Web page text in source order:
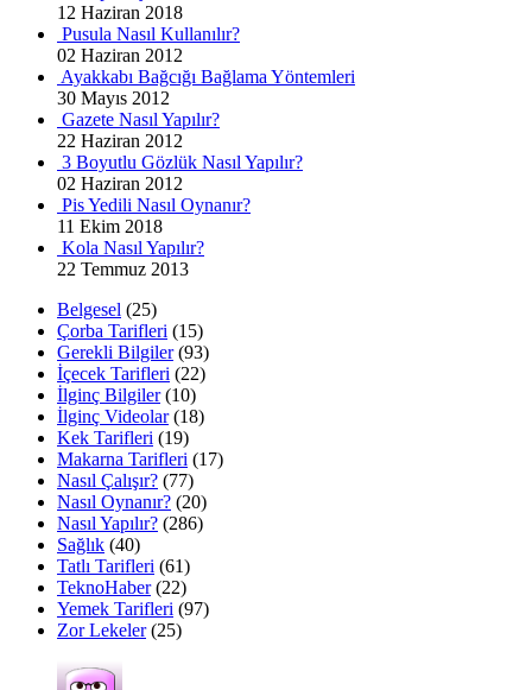
12 Haziran 2018
Pusula Nasıl Kullanılır?
02 Haziran 2012
Ayakkabı Bağcığı Bağlama Yöntemleri
30 Mayıs 2012
Gazete Nasıl Yapılır?
22 Haziran 2012
3 Boyutlu Gözlük Nasıl Yapılır?
02 Haziran 2012
Pis Yedili Nasıl Oynanır?
11 Ekim 2018
Kola Nasıl Yapılır?
22 Temmuz 2013
Belgesel (25)
Çorba Tarifleri (15)
Gerekli Bilgiler(93)
İçecek Tarifleri (22)
İlginç Bilgiler(10)
İlginç Videolar(18)
Kek Tarifleri (19)
Makarna Tarifleri (17)
Nasıl Çalışır? (77)
Nasıl Oynanır? (20)
Nasıl Yapılır? (286)
Sağlık (40)
Tatlı Tarifleri (61)
TeknoHaber(22)
Yemek Tarifleri (97)
Zor Lekeler(25)